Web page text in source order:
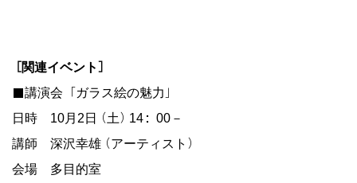
［関連イベント］
■講演会「ガラス絵の魅力」
日時 10月2日（土）14：00－
講師 深沢幸雄（アーティスト）
会場 多目的室